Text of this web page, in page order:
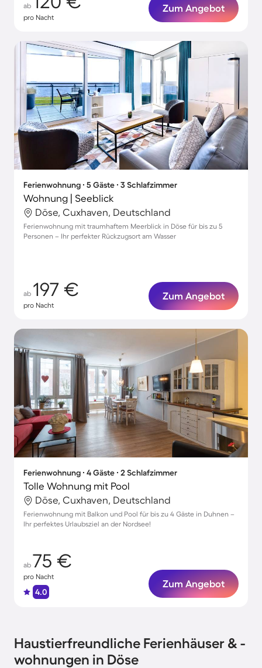
ab
pro Nacht
Zum Angebot
Ferienwohnung ∙ 5 Gäste ∙ 3 Schlafzimmer
Wohnung | Seeblick
Döse, Cuxhaven, Deutschland
Ferienwohnung mit traumhaftem Meerblick in Döse für bis zu 5
Personen – Ihr perfekter Rückzugsort am Wasser
ab 197 €
pro Nacht
Zum Angebot
Ferienwohnung ∙ 4 Gäste ∙ 2 Schlafzimmer
Tolle Wohnung mit Pool
Döse, Cuxhaven, Deutschland
Ferienwohnung mit Balkon und Pool für bis zu 4 Gäste in Duhnen –
Ihr perfektes Urlaubsziel an der Nordsee!
ab 75 €
pro Nacht
4.0
Zum Angebot
Haustierfreundliche Ferienhäuser & -
wohnungen in Döse